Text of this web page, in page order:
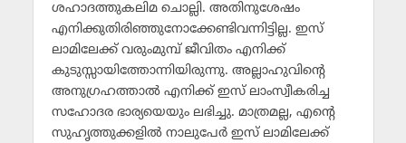
ശഹാദത്തുകലിമ ചൊല്ലി. അതിനുശേഷം
എനിക്കുതിരിഞ്ഞുനോക്കേണ്ടിവന്നിട്ടില്ല. ഇസ്
ലാമിലേക്ക് വരുംമുമ്പ് ജീവിതം എനിക്ക്
കുടുസ്സായിത്തോന്നിയിരുന്നു. അല്ലാഹുവിന്റെ
അനുഗ്രഹത്താല്‍ എനിക്ക് ഇസ് ലാംസ്വീകരിച്ച
സഹോദര ഭാര്യയെയും ലഭിച്ചു. മാത്രമല്ല, എന്റെ
സുഹൃത്തുക്കളില്‍ നാലുപേര്‍ ഇസ് ലാമിലേക്ക്